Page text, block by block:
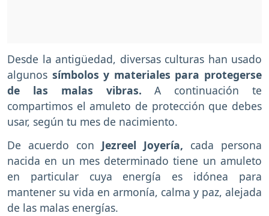
Desde la antigüedad, diversas culturas han usado
algunos símbolos y materiales para protegerse
de las malas vibras. A continuación te
compartimos el amuleto de protección que debes
usar, según tu mes de nacimiento.
De acuerdo con Jezreel Joyería, cada persona
nacida en un mes determinado tiene un amuleto
en particular cuya energía es idónea para
mantener su vida en armonía, calma y paz, alejada
de las malas energías.